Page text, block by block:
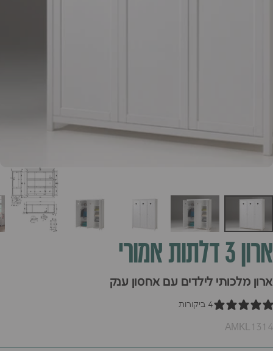
ארון 3דלתות אמורי
ארון מלכותי לילדים עם אחסון ענק
4 ביקורות
AMKL1314